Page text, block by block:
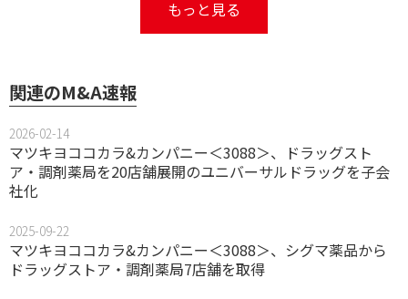
もっと見る
関連のM&A速報
2026-02-14
マツキヨココカラ&カンパニー＜3088＞、ドラッグスト
ア・調剤薬局を20店舗展開のユニバーサルドラッグを子会
社化
2025-09-22
マツキヨココカラ&カンパニー＜3088＞、シグマ薬品から
ドラッグストア・調剤薬局7店舗を取得